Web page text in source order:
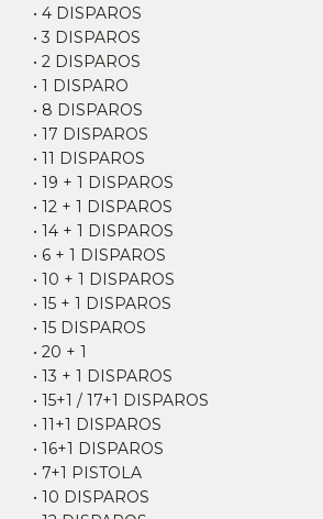
• 4 DISPAROS
• 3 DISPAROS
• 2 DISPAROS
• 1 DISPARO
• 8 DISPAROS
• 17 DISPAROS
• 11 DISPAROS
• 19 + 1 DISPAROS
• 12 + 1 DISPAROS
• 14 + 1 DISPAROS
• 6 + 1 DISPAROS
• 10 + 1 DISPAROS
• 15 + 1 DISPAROS
• 15 DISPAROS
• 20 + 1
• 13 + 1 DISPAROS
• 15+1 / 17+1 DISPAROS
• 11+1 DISPAROS
• 16+1 DISPAROS
• 7+1 PISTOLA
• 10 DISPAROS